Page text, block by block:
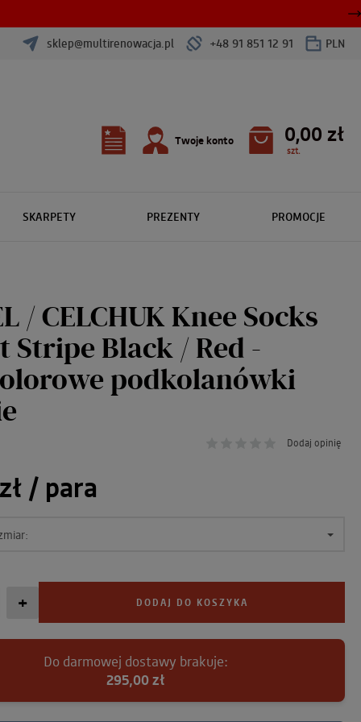
sklep@multirenowacja.pl +48 91 851 12 91 PLN
0,00 zł
szt.
Twoje konto
SKARPETY PREZENTY PROMOCJE
/ CELCHUK Knee Socks
Stripe Black / Red -
podkolanówki
Dodaj opinię
/ para
+ DODAJ DO KOSZYKA
Do darmowej dostawy brakuje:
295,00 zł